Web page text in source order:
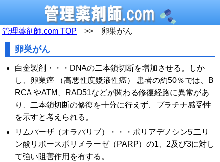
管理薬剤師.com TOP >> 卵巣がん
卵巣がん
白金製剤・・・DNAの二本鎖切断を増加させる。しか
し、卵巣癌 （高悪性度漿液性癌） 患者の約50％では、B
RCA やATM、RAD51などが関わる修復経路に異常があ
り、二本鎖切断の修復を十分に行えず、プラチナ感受性
を示すと考えられる。
リムパーザ（オラパリブ）・・・ポリアデノシン5'二リ
ン酸リボースポリメラーゼ（PARP）の1、2及び3に対し
て強い阻害作用を有する。